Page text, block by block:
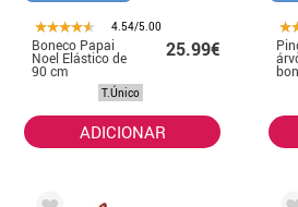
4.54/5.00
Boneco Papai
Noel Elástico de
90 cm
25.99€
T.Único
ADICIONAR